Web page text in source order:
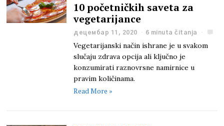
10 početničkih saveta za
vegetarijance
децембар 11, 2020 6 minuta čitanja
Vegetarijanski način ishrane je u svakom
slučaju zdrava opcija ali ključno je
konzumirati raznovrsne namirnice u
pravim količinama.
Read More »